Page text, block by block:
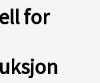
for